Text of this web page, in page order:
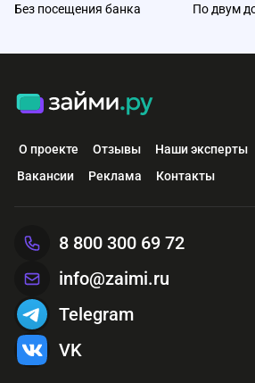
Без посещения банка
По двум
О проекте Отзывы Наши эксперты
Вакансии
Реклама Контакты
8 800 300 69 72
info@zaimi.ru
Telegram
VK